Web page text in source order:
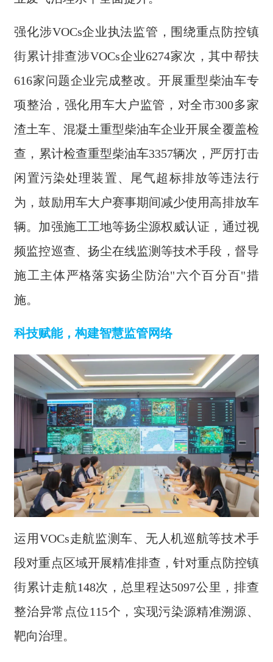
强化涉VOCs企业执法监管，围绕重点防控镇
街累计排查涉VOCs企业6274家次，其中帮扶
616家问题企业完成整改。开展重型柴油车专
项整治，强化用车大户监管，对全市300多家
渣土车、混凝土重型柴油车企业开展全覆盖检
查，累计检查重型柴油车3357辆次，严厉打击
闲置污染处理装置、尾气超标排放等违法行
为，鼓励用车大户赛事期间减少使用高排放车
辆。加强施工工地等扬尘源权威认证，通过视
频监控巡查、扬尘在线监测等技术手段，督导
施工主体严格落实扬尘防治"六个百分百"措
施。
科技赋能，构建智慧监管网络
运用VOCs走航监测车、无人机巡航等技术手
段对重点区域开展精准排查，针对重点防控镇
街累计走航148次，总里程达5097公里，排查
整治异常点位115个，实现污染源精准溯源、
靶向治理。